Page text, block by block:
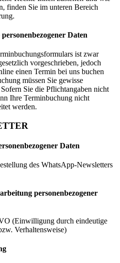
finden Sie im unteren Bereich
Daten
ist zwar
vorgeschrieben, jedoch
einen Termin bei uns buchen
müssen Sie gewisse
Sie die Pflichtangaben nicht
Ihre Terminbuchung nicht
werden.
Daten
des WhatsApp-Newsletters
personenbezogener
(Einwilligung durch eindeutige
Verhaltensweise)